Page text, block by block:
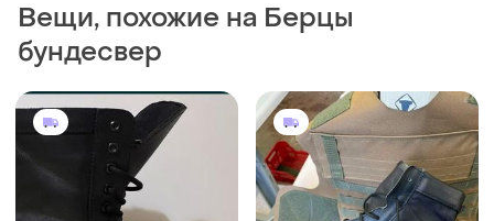
Вещи, похожие на Берцы
бундесвер